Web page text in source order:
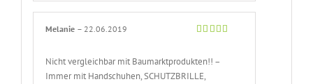
Melanie – 22.06.2019
Nicht vergleichbar mit Baumarktprodukten!! –
Immer mit Handschuhen, SCHUTZBRILLE,